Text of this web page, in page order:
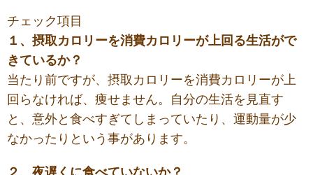
チェック項目
１、摂取カロリーを消費カロリーが上回る生活がで
きているか？
当たり前ですが、摂取カロリーを消費カロリーが上
回らなければ、痩せません。自分の生活を見直す
と、意外と食べすぎてしまっていたり、運動量が少
なかったりという事があります。
２、夜遅くに食べていないか？